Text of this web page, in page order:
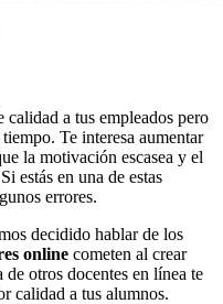
calidad a tus empleados pero
Te interesa aumentar
la motivación escasea y el
estás en una de estas
errores.
decidido hablar de los
online cometen al crear
de otros docentes en línea te
calidad a tus alumnos.